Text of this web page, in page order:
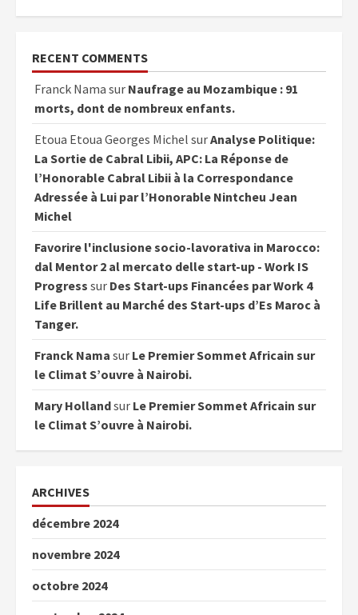
RECENT COMMENTS
Franck Nama sur Naufrage au Mozambique : 91
morts, dont de nombreux enfants.
Etoua Etoua Georges Michel surAnalyse Politique:
La Sortie de Cabral Libii, APC: La Réponse de
l’Honorable Cabral Libii à la Correspondance
Adressée à Lui par l’Honorable Nintcheu Jean
Michel
Favorire l'inclusione socio-lavorativa in Marocco:
dal Mentor 2 al mercato delle start-up - Work IS
Progress sur Des Start-ups Financées par Work 4
Life Brillent au Marché des Start-ups d’Es Maroc à
Tanger.
Franck Nama sur Le Premier Sommet Africain sur
le Climat S’ouvre à Nairobi.
Mary Hollandsur Le Premier Sommet Africain sur
le Climat S’ouvre à Nairobi.
ARCHIVES
décembre 2024
novembre 2024
octobre 2024